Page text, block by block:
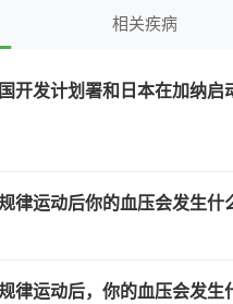
相关疾病
开发计划署和日本在加纳
律运动后你的血压会发生什
律运动后，你的血压会发生